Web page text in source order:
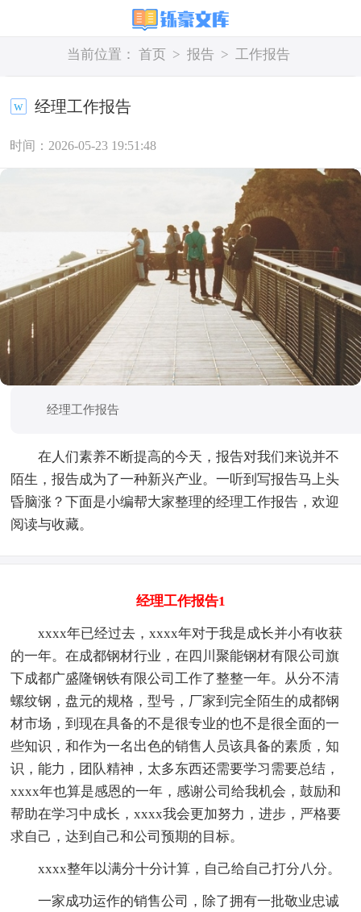
当前位置： 首页 > 报告 > 工作报告
经理工作报告
时间：2026-05-23 19:51:48
经理工作报告
在人们素养不断提高的今天，报告对我们来说并不
陌生，报告成为了一种新兴产业。一听到写报告马上头
昏脑涨？下面是小编帮大家整理的经理工作报告，欢迎
阅读与收藏。
经理工作报告1
xxxx年已经过去，xxxx年对于我是成长并小有收获
的一年。在成都钢材行业，在四川聚能钢材有限公司旗
下成都广盛隆钢铁有限公司工作了整整一年。从分不清
螺纹钢，盘元的规格，型号，厂家到完全陌生的成都钢
材市场，到现在具备的不是很专业的也不是很全面的一
些知识，和作为一名出色的销售人员该具备的素质，知
识，能力，团队精神，太多东西还需要学习需要总结，
xxxx年也算是感恩的一年，感谢公司给我机会，鼓励和
帮助在学习中成长，xxxx我会更加努力，进步，严格要
求自己，达到自己和公司预期的目标。
xxxx整年以满分十分计算，自己给自己打分八分。
一家成功运作的销售公司，除了拥有一批敬业忠诚